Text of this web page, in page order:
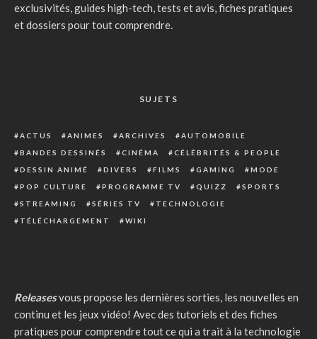
exclusivités, guides high-tech, tests et avis, fiches pratiques
et dossiers pour tout comprendre.
SUJETS
ACTUS ANIMES ARCHIVES
AUTOMOBILE
BANDES DESSINÉS
CINÉMA
CÉLÉBRITÉS & PEOPLE
DESSIN ANIMÉ
DIVERS FILMS GAMING
MODE
POP CULTURE
PROGRAMME TV QUIZZ
SPORTS
STREAMING
SÉRIES TV
TECHNOLOGIE
TÉLÉCHARGEMENT
WIKI
Releasesvous propose les dernières sorties, les nouvelles en
continu et les jeux vidéo! Avec des tutoriels et des fiches
pratiques pour comprendre tout ce qui a trait à la technologie